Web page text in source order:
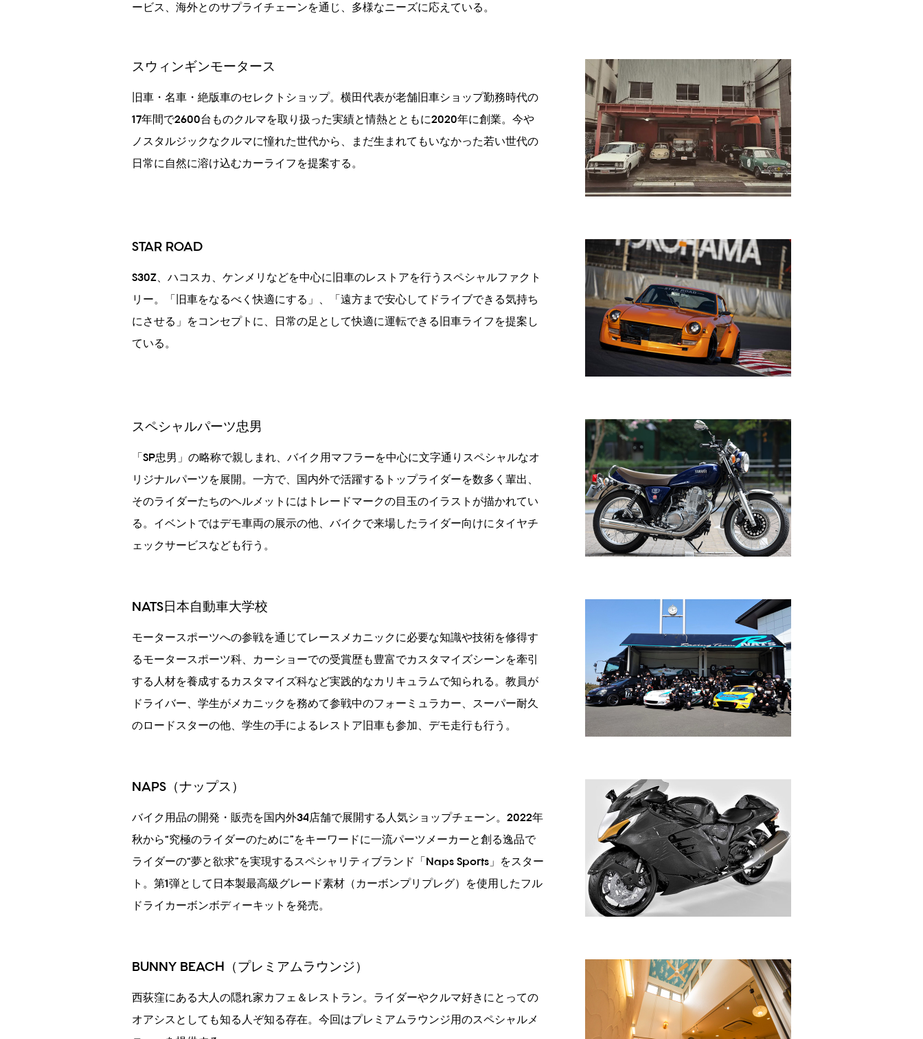
ービス、海外とのサプライチェーンを通じ、多様なニーズに応えている。
スウィンギンモータース
旧車・名車・絶版車のセレクトショップ。横田代表が老舗旧車ショップ勤務時代の
17年間で2600台ものクルマを取り扱った実績と情熱とともに2020年に創業。今や
ノスタルジックなクルマに憧れた世代から、まだ生まれてもいなかった若い世代の
日常に自然に溶け込むカーライフを提案する。
STAR ROAD
S30Z、ハコスカ、ケンメリなどを中心に旧車のレストアを行うスペシャルファクト
リー。「旧車をなるべく快適にする」、「遠方まで安心してドライブできる気持ち
にさせる」をコンセプトに、日常の足として快適に運転できる旧車ライフを提案し
ている。
スペシャルパーツ忠男
「SP忠男」の略称で親しまれ、バイク用マフラーを中心に文字通りスペシャルなオ
リジナルパーツを展開。一方で、国内外で活躍するトップライダーを数多く輩出、
そのライダーたちのヘルメットにはトレードマークの目玉のイラストが描かれてい
る。イベントではデモ車両の展示の他、バイクで来場したライダー向けにタイヤチ
ェックサービスなども行う。
NATS日本自動車大学校
モータースポーツへの参戦を通じてレースメカニックに必要な知識や技術を修得す
るモータースポーツ科、カーショーでの受賞歴も豊富でカスタマイズシーンを牽引
する人材を養成するカスタマイズ科など実践的なカリキュラムで知られる。教員が
ドライバー、学生がメカニックを務めて参戦中のフォーミュラカー、スーパー耐久
のロードスターの他、学生の手によるレストア旧車も参加、デモ走行も行う。
NAPS（ナップス）
バイク用品の開発・販売を国内外34店舗で展開する人気ショップチェーン。2022年
秋から“究極のライダーのために”をキーワードに一流パーツメーカーと創る逸品で
ライダーの“夢と欲求”を実現するスペシャリティブランド「Naps Sports」をスター
ト。第1弾として日本製最高級グレード素材（カーボンプリプレグ）を使用したフル
ドライカーボンボディーキットを発売。
BUNNY BEACH（プレミアムラウンジ）
西荻窪にある大人の隠れ家カフェ＆レストラン。ライダーやクルマ好きにとっての
オアシスとしても知る人ぞ知る存在。今回はプレミアムラウンジ用のスペシャルメ